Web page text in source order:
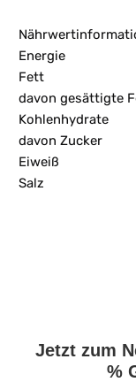
Energie
Fett
davon gesättigte
Kohlenhydrate
davon Zucker
Eiweiß
Salz
Jetzt zum
%